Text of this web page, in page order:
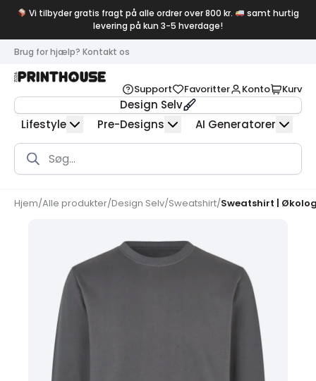
Vi tilbyder gratis fragt på alle ordrer over 800 kr.
samt hurtig
levering på kun 3-5 hverdage!
Brug for hjælp? Kontakt os
Support Favoritter Konto Kurv
Design Selv
Lifestyle
Pre-Designs AI Generatorer
Products
search
Hjem/Alle produkter/Design Selv/Sweatshirt/Sweatshirt |